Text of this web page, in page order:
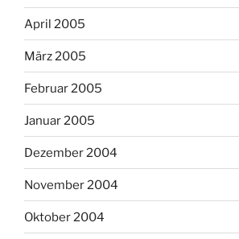
April 2005
März 2005
Februar 2005
Januar 2005
Dezember 2004
November 2004
Oktober 2004